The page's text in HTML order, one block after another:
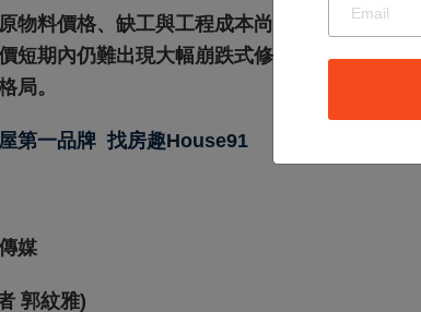
物料價格、缺工與工程成本尚未明顯回落之前
短期內仍難出現大幅崩跌式修正，未來房市
局。
第一品牌 找房趣House91
媒
郭紋雅)